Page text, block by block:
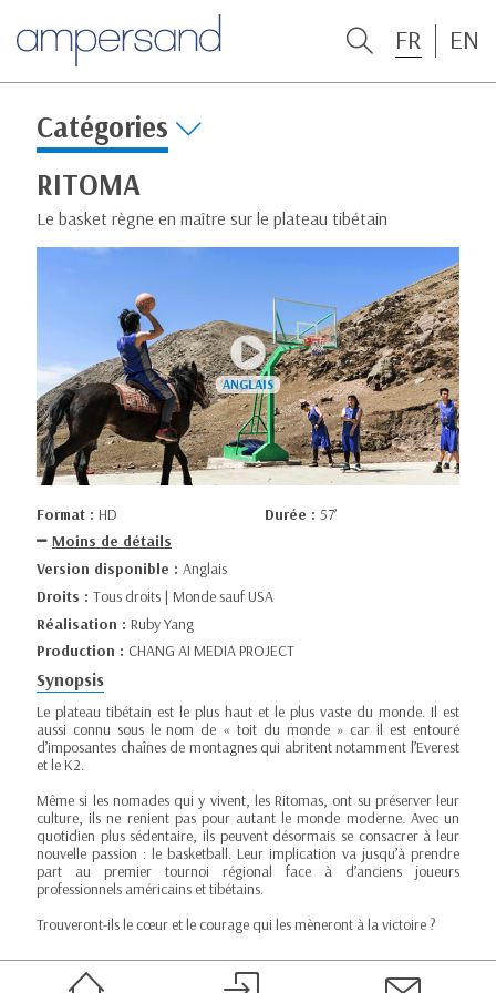
FR EN
Catégories
RITOMA
Le basket règne en maître sur le plateau tibétain
Format : HD Durée : 57’
Moins de détails
Version disponible : Anglais
Droits : Tous droits | Monde sauf USA
Réalisation : Ruby Yang
Production : CHANG AI MEDIA PROJECT
Synopsis
Le plateau tibétain est le plus haut et le plus vaste du monde. Il est
aussi connu sous le nom de « toit du monde » car il est entouré
d’imposantes chaînes de montagnes qui abritent notamment l’Everest
et le K2.
Même si les nomades qui y vivent, les Ritomas, ont su préserver leur
culture, ils ne renient pas pour autant le monde moderne. Avec un
quotidien plus sédentaire, ils peuvent désormais se consacrer à leur
nouvelle passion : le basketball. Leur implication va jusqu’à prendre
part au premier tournoi régional face à d’anciens joueurs
professionnels américains et tibétains.
Trouveront-ils le cœur et le courage qui les mèneront à la victoire ?